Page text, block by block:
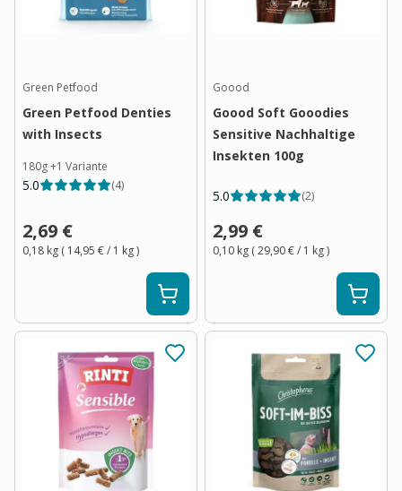
Green Petfood
Green Petfood Denties
with Insects
180g+1 Variante
5.0 (4)
2,69 €
0,18 kg ( 14,95 €/ 1 kg)
Goood
Goood Soft Gooodies
Sensitive Nachhaltige
Insekten 100g
5.0 (2)
2,99 €
0,10 kg (29,90 €/ 1 kg)